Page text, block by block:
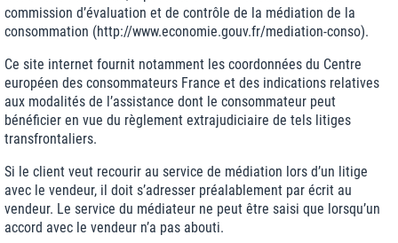
commission d’évaluation et de contrôle de la médiation de la
consommation (http://www.economie.gouv.fr/mediation-conso).
Ce site internet fournit notamment les coordonnées du Centre
européen des consommateurs France et des indications relatives
aux modalités de l’assistance dont le consommateur peut
bénéficier en vue du règlement extrajudiciaire de tels litiges
transfrontaliers.
Si le client veut recourir au service de médiation lors d’un litige
avec le vendeur, il doit s’adresser préalablement par écrit au
vendeur. Le service du médiateur ne peut être saisi que lorsqu’un
accord avec le vendeur n’a pas abouti.